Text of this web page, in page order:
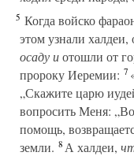
5 Когда войско
этом узнали
осаду иотошли от
пророку Иеремии: 7
„Скажите царю
вопросить Меня:
помощь,
земли. 8А халдеи,